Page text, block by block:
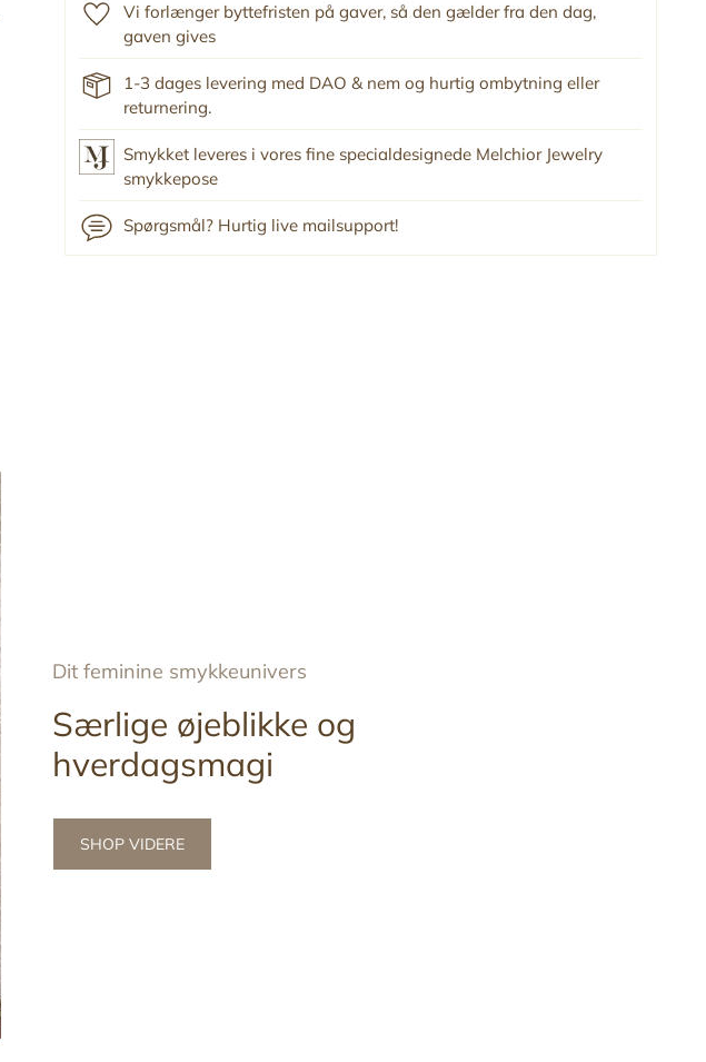
Vi forlænger byttefristen på gaver, så den gælder fra den dag,
gaven gives
1-3 dages levering med DAO & nem og hurtig ombytning eller
returnering.
Smykket leveres i vores fine specialdesignede Melchior Jewelry
smykkepose
Spørgsmål? Hurtig live mailsupport!
Dit feminine smykkeunivers
Særlige øjeblikke og
hverdagsmagi
SHOP VIDERE